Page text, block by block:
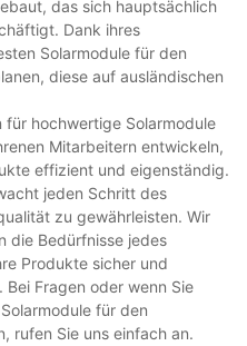
das sich hauptsächlich
Dank ihres
Solarmodule für den
diese auf ausländischen
hochwertige Solarmodule
Mitarbeitern entwickeln,
effizient und eigenständig.
jeden Schritt des
zu gewährleisten. Wir
die Bedürfnisse jedes
Produkte sicher und
Fragen oder wenn Sie
für den
rufen Sie uns einfach an.